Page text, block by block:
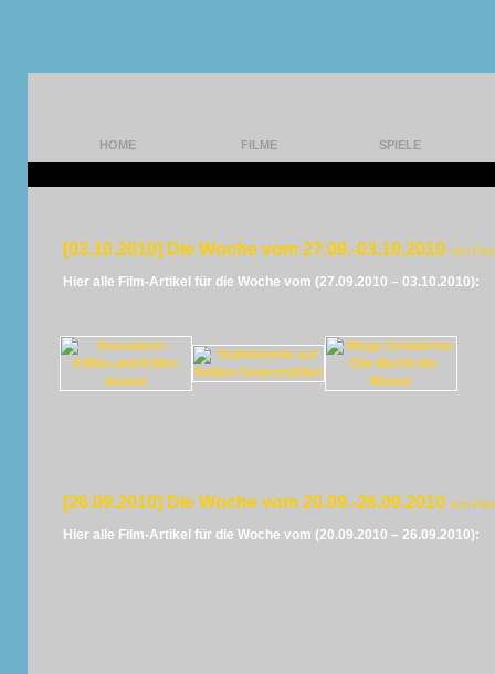
HOME FILME SPIELE
[03.10.2010] Die Woche vom 27.09.-03.10.2010 von
Hier alle Film-Artikel für die Woche vom (27.09.2010 – 03.10.2010):
[26.09.2010] Die Woche vom 20.09.-26.09.2010 von
Hier alle Film-Artikel für die Woche vom (20.09.2010 – 26.09.2010):